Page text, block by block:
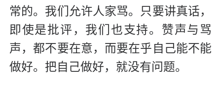
常的。我们允许人家骂。只要讲真话，
即使是批评，我们也支持。赞声与骂
声，都不要在意，而要在乎自己能不能
做好。把自己做好，就没有问题。